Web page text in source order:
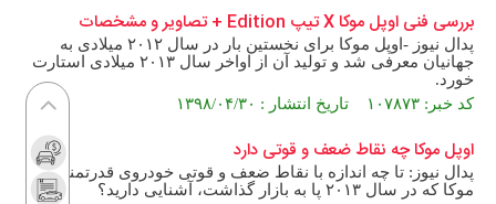
بررسی فنی اوپل موکا X تیپ Edition + تصاویر و مشخصات
پدال نیوز -اوپل موکا برای نخستین بار در سال ۲۰۱۲ میلادی به
جهانیان معرفی شد و تولید آن از اواخر سال ۲۰۱۳ میلادی استارت
خورد.
کد خبر: ۱۰۷۸۷۳ تاریخ انتشار : ۱۳۹۸/۰۴/۳۰
اوپل موکا چه نقاط ضعف و قوتی دارد
پدال نیوز: تا چه اندازه با نقاط ضعف و قوتی خودروی قدرتمند اوپل
موکا که در سال ۲۰۱۳ پا به بازار گذاشت، آشنایی دارید؟